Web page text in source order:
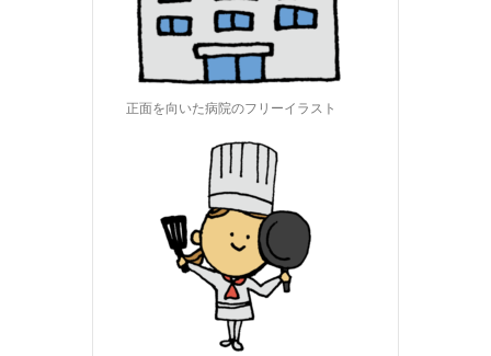
正面を向いた病院のフリーイラスト